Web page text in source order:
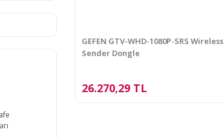
GEFEN GTV-WHD-1080P-SRS Wireless
Sender Dongle
26.270,29 TL